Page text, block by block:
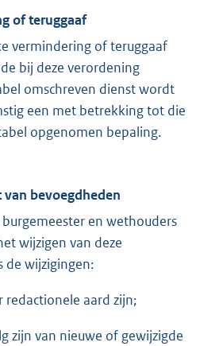
of teruggaaf
vermindering of teruggaaf
bij deze verordening
omschreven dienst wordt
een met betrekking tot die
opgenomen bepaling.
bevoegdheden
en wethouders
wijzigen van deze
de wijzigingen:
redactionele aard zijn;
zijn van nieuwe of gewijzigde